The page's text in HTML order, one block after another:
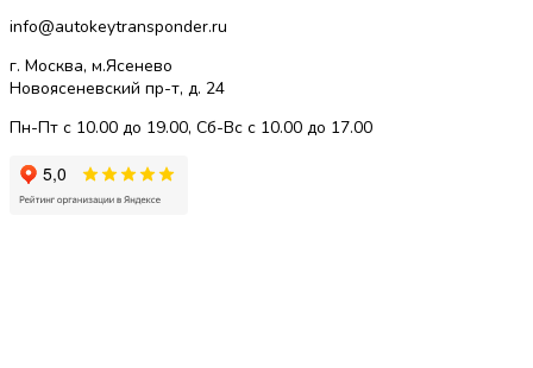
info@autokeytransponder.ru
г. Москва, м.Ясенево
Новоясеневский пр-т, д. 24
Пн-Пт с 10.00 до 19.00, Сб-Вс с 10.00 до 17.00